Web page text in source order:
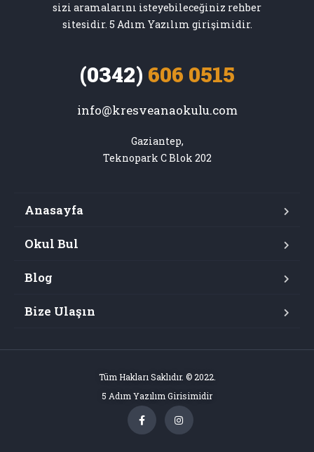
sizi aramalarını isteyebileceğiniz rehber
sitesidir. 5 Adım Yazılım girişimidir.
(0342) 606 0515
info@kresveanaokulu.com
Gaziantep,
Teknopark C Blok 202
Anasayfa
Okul Bul
Blog
Bize Ulaşın
Tüm Hakları Saklıdır. © 2022.
5 Adım Yazılım Girisimidir